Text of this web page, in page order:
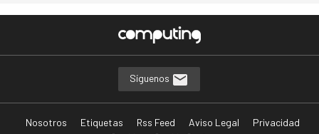
Síguenos
Nosotros Etiquetas Rss Feed Aviso Legal
Privacidad